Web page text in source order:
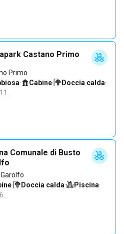
Castano Primo
Primo
· Cabine· Doccia calda·
Comunale di Busto
· Doccia calda· Piscina·